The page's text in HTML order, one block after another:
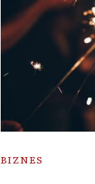
BIZNES